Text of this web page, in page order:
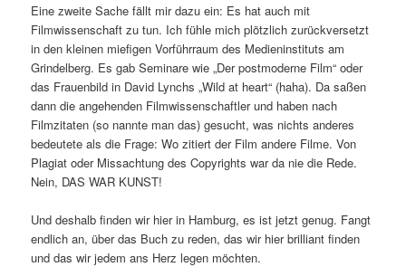
Eine zweite Sache fällt mir dazu ein: Es hat auch mit
Filmwissenschaft zu tun. Ich fühle mich plötzlich zurückversetzt
in den kleinen miefigen Vorführraum des Medieninstituts am
Grindelberg. Es gab Seminare wie „Der postmoderne Film“ oder
das Frauenbild in David Lynchs „Wild at heart“ (haha). Da saßen
dann die angehenden Filmwissenschaftler und haben nach
Filmzitaten (so nannte man das) gesucht, was nichts anderes
bedeutete als die Frage: Wo zitiert der Film andere Filme. Von
Plagiat oder Missachtung des Copyrights war da nie die Rede.
Nein, DAS WAR KUNST!
Und deshalb finden wir hier in Hamburg, es ist jetzt genug. Fangt
endlich an, über das Buch zu reden, das wir hier brilliant finden
und das wir jedem ans Herz legen möchten.